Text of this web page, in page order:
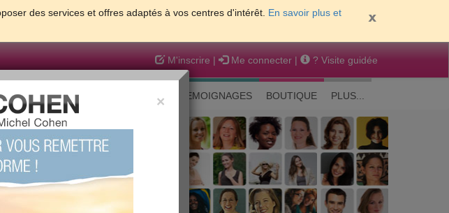
des services et offres adaptés à vos centres d'intérêt. En savoir plus et
M'inscrire | Me connecter | ? Visite guidée
GROSSESSE & BEBE TEMOIGNAGES BOUTIQUE PLUS...
×